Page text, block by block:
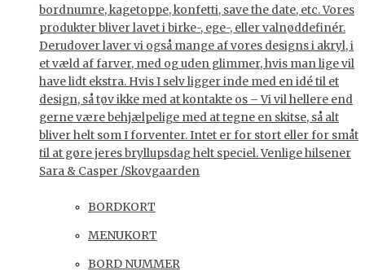
bordnumre, kagetoppe, konfetti, save the date, etc. Vores
produkter bliver lavet i birke-, ege-, eller valnøddefinér.
Derudover laver vi også mange af vores designs i akryl, i
et væld af farver, med og uden glimmer, hvis man lige vil
have lidt ekstra. Hvis I selv ligger inde med en idé til et
design, så tøv ikke med at kontakte os – Vi vil hellere end
gerne være behjælpelige med at tegne en skitse, så alt
bliver helt som I forventer. Intet er for stort eller for småt
til at gøre jeres bryllupsdag helt speciel. Venlige hilsener
Sara & Casper /Skovgaarden
BORDKORT
MENUKORT
BORD NUMMER